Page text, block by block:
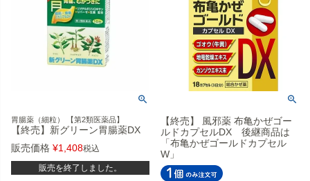
胃腸薬（細粒） 【第2類医薬品】
【終売】新グリーン胃腸薬DX
販売価格 ¥1,408税込
販売を終了しました。
【終売】 風邪薬 布亀かぜゴー
ルドカプセルDX 後継商品は
「布亀かぜゴールドカプセル
W」